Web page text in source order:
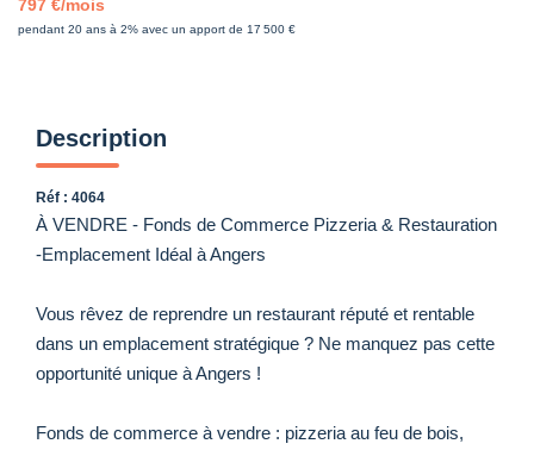
797 €/mois
pendant 20 ans à 2% avec un apport de 17 500 €
Description
Réf : 4064
À VENDRE - Fonds de Commerce Pizzeria & Restauration
-Emplacement Idéal à Angers
Vous rêvez de reprendre un restaurant réputé et rentable
dans un emplacement stratégique ? Ne manquez pas cette
opportunité unique à Angers !
Fonds de commerce à vendre : pizzeria au feu de bois,